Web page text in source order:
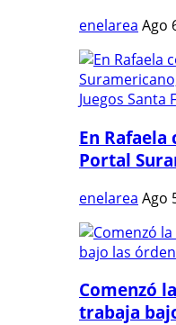
enelarea Ago
En
Portal
enelarea Ago
Comenzó
trabaja